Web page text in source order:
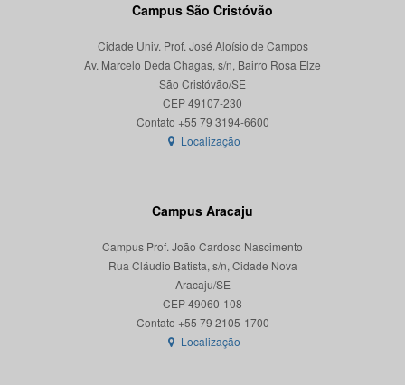
Campus São Cristóvão
Cidade Univ. Prof. José Aloísio de Campos
Av. Marcelo Deda Chagas, s/n, Bairro Rosa Elze
São Cristóvão/SE
CEP 49107-230
Localização
Campus Aracaju
Campus Prof. João Cardoso Nascimento
Rua Cláudio Batista, s/n, Cidade Nova
Aracaju/SE
CEP 49060-108
Localização